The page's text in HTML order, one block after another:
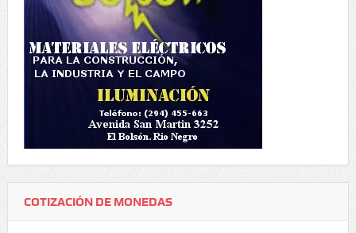
COTIZACIÓN DE MONEDAS